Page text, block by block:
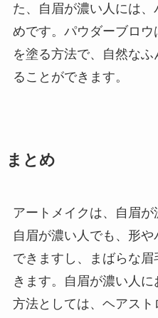
た、自眉が濃い人には
めです。パウダーブロ
を塗る方法で、自然なふ
ることができます。
まとめ
アートメイクは、自眉が
自眉が濃い人でも、形
できますし、まばらな
きます。自眉が濃い人
方法としては、ヘアス